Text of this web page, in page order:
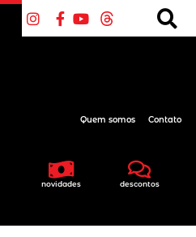
novidades descontos
Quem somos Contato